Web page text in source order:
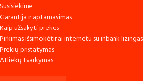
Susisiekime
Garantija ir aptarnavimas
Kaip užsakyti prekes
Pirkimas išsimokėtinai internetu su inbank lizingas
Prekių pristatymas
Atliekų tvarkymas